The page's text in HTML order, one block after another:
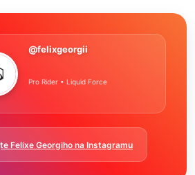
@felixgeorgii
Pro Rider • Liquid Force
Felixe Georgiho na Instagramu